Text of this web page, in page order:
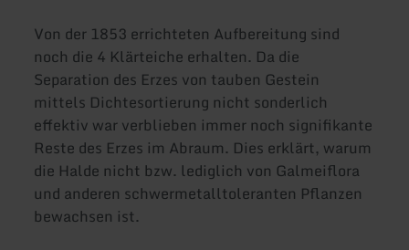
Von der 1853 errichteten Aufbereitung sind
noch die 4 Klärteiche erhalten. Da die
Separation des Erzes von tauben Gestein
mittels Dichtesortierung nicht sonderlich
effektiv war verblieben immer noch signifikante
Reste des Erzes im Abraum. Dies erklärt, warum
die Halde nicht bzw. lediglich von Galmeiflora
und anderen schwermetalltoleranten Pflanzen
bewachsen ist.